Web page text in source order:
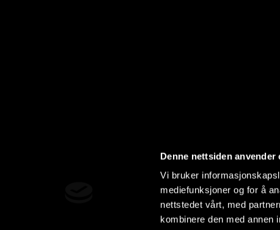
Denne nettsiden anvender
Vi bruker
mediefunksjoner og for å
nettstedet vårt, med
kombinere den med annen